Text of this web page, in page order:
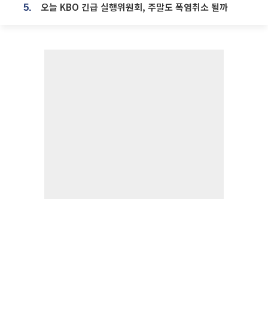
5. 오늘 KBO 긴급 실행위원회, 주말도 폭염취소 될까